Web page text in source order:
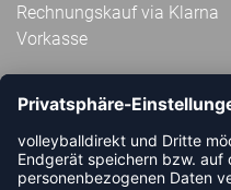
Rechnungskauf via Klarna
Vorkasse
ABONNIERE JETZT DEN
VOLLEYBALLDIREKT-
NEUIGKEIT ODER AKTION